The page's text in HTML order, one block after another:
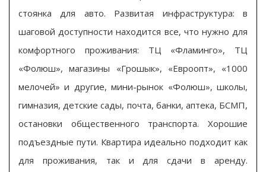
стоянка для авто. Развитая инфраструктура: в
шаговой доступности находится все, что нужно для
комфортного проживания: ТЦ «Фламинго», ТЦ
«Фолюш», магазины «Грошык», «Евроопт», «1000
мелочей» и другие, мини-рынок «Фолюш», школы,
гимназия, детские сады, почта, банки, аптека, БСМП,
остановки общественного транспорта. Хорошие
подъездные пути. Квартира идеально подходит как
для проживания, так и для сдачи в аренду.